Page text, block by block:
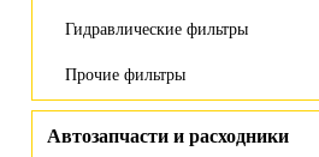
Гидравлические фильтры
Прочие фильтры
Автозапчасти и расходники